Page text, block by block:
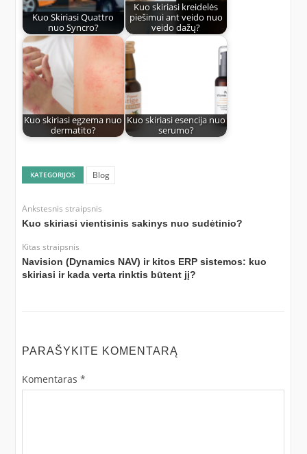
Kuo Skiriasi Quattro
nuo Syncro?
Kuo skiriasi kreidelės
piešimui ant veido nuo
veido dažų?
Kuo skiriasi egzema nuo
dermatito?
Kuo skiriasi esencija nuo
serumo?
KATEGORIJOS Blog
Ankstesnis straipsnis
Kuo skiriasi vientisinis sakinys nuo sudėtinio?
Kitas straipsnis
Navision (Dynamics NAV) ir kitos ERP sistemos: kuo
skiriasi ir kada verta rinktis būtent jį?
PARAŠYKITE KOMENTARĄ
Komentaras *